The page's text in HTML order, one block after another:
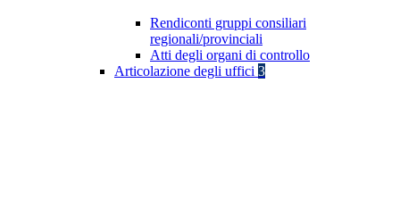
Rendiconti gruppi consiliari
regionali/provinciali
Atti degli organi di controllo
Articolazione degli uffici 3